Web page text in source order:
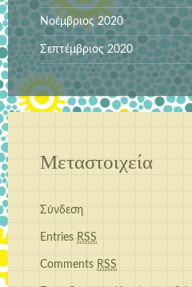
Νοέμβριος 2020
Σεπτέμβριος 2020
Μεταστοιχεία
Σύνδεση
Entries RSS
Comments RSS